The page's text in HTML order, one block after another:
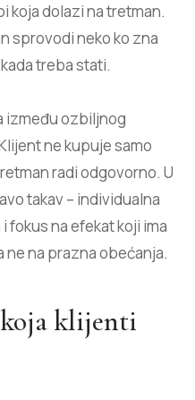
koja dolazi na tretman.
sprovodi neko ko zna
treba stati.
između ozbiljnog
ne kupuje samo
radi odgovorno. U
takav – individualna
fokus na efekat koji ima
ne na prazna obećanja.
klijenti